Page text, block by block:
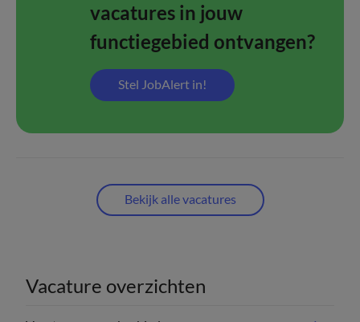
vacatures in jouw
functiegebied ontvangen?
Stel JobAlert in!
Bekijk alle vacatures
Vacature overzichten